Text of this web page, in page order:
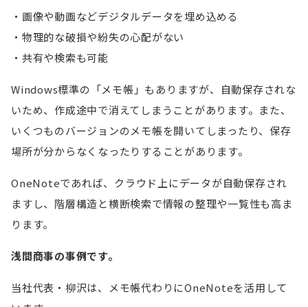
画像や動画などデジタルデータを埋め込める
物理的な破損や紛失の心配がない
共有や検索も可能
Windows標準の「メモ帳」もありますが、自動保存されな
いため、作成途中で消えてしまうことがあります。また、
いくつものバージョンのメモ帳を開いてしまったり、保存
場所が分からなくなったりすることがあります。
OneNoteであれば、クラウド上にデータが自動保存され
ますし、階層構造と横断検索で情報の整理や一覧性も高ま
ります。
浅間商事の事例です。
当社代表・柳沢は、メモ帳代わりにOneNoteを活用して